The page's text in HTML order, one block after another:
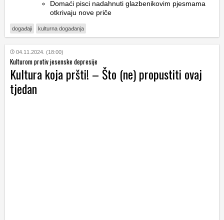
Domaći pisci nadahnuti glazbenikovim pjesmama
otkrivaju nove priče
događaji kulturna događanja
04.11.2024. (18:00)
Kulturom protiv jesenske depresije
Kultura koja pršti! – Što (ne) propustiti ovaj
tjedan